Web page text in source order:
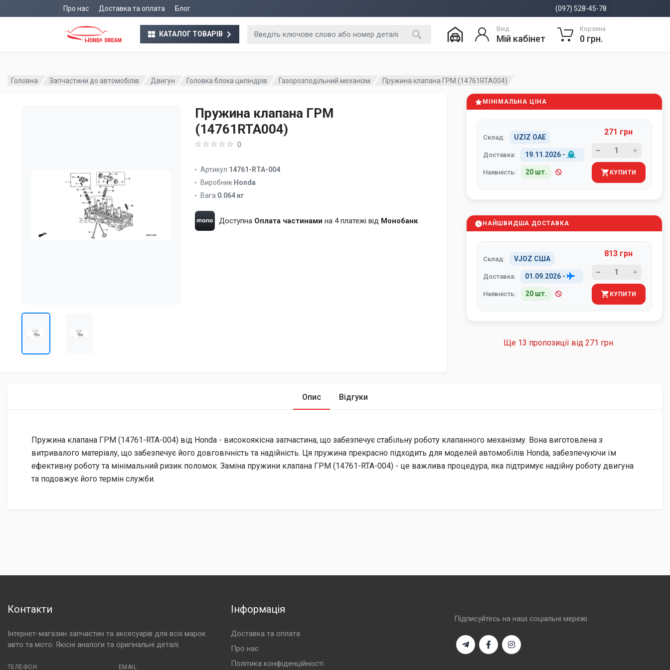
Про нас Доставка та оплата Блог (097) 528-45-78
КАТАЛОГ ТОВАРІВ
Вхід
Мій кабінет
Корзина
0 грн.
Головна Запчастини до автомобілів Двигун Головка блока циліндрів Газорозподільний механізм Пружина клапана ГРМ (14761RTA004)
Пружина клапана ГРМ
(14761RTA004)
0
Артикул 14761-RTA-004
Виробник Honda
Вага 0.064 кг
Доступна Оплата частинами на 4 платежі від Монобанк
МІНІМАЛЬНА ЦІНА
Склад: UZIZ ОАЕ
Доставка: 19.11.2026 -
Наявність: 20 шт.
271 грн
КУПИТИ
НАЙШВИДША ДОСТАВКА
Склад: VJOZ США
Доставка: 01.09.2026 -
Наявність: 20 шт.
813 грн
КУПИТИ
Ще 13 пропозиції від 271 грн
Опис Відгуки
Пружина клапана ГРМ (14761-RTA-004) від Honda - високоякісна запчастина, що забезпечує стабільну роботу клапанного механізму. Вона виготовлена з
витривалого матеріалу, що забезпечує його довговічність та надійність. Ця пружина прекрасно підходить для моделей автомобілів Honda, забезпечуючи їм
ефективну роботу та мінімальний ризик поломок. Заміна пружини клапана ГРМ (14761-RTA-004) - це важлива процедура, яка підтримує надійну роботу двигуна
та подовжує його термін служби.
Контакти
Інтернет-магазин запчастин та аксесуарів для всіх марок
авто та мото. Якісні аналоги та оригінальні деталі.
ТЕЛЕФОН EMAIL
Інформація
Доставка та оплата
Про нас
Політика конфіденційності
Підписуйтесь на наші соціальні мережі